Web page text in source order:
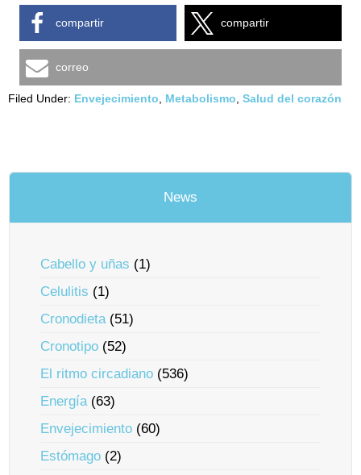
compartir compartir
correo
Filed Under: Envejecimiento Metabolismo Salud del corazón
News
Cabello y uñas (1)
Celulitis (1)
Cronodieta(51)
Cronotipo (52)
El ritmo circadiano (536)
Energía(63)
Envejecimiento (60)
Estómago (2)